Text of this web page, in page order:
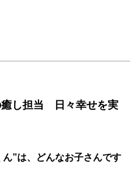
癒し担当 日々幸せを実
”は、どんなお子さんです